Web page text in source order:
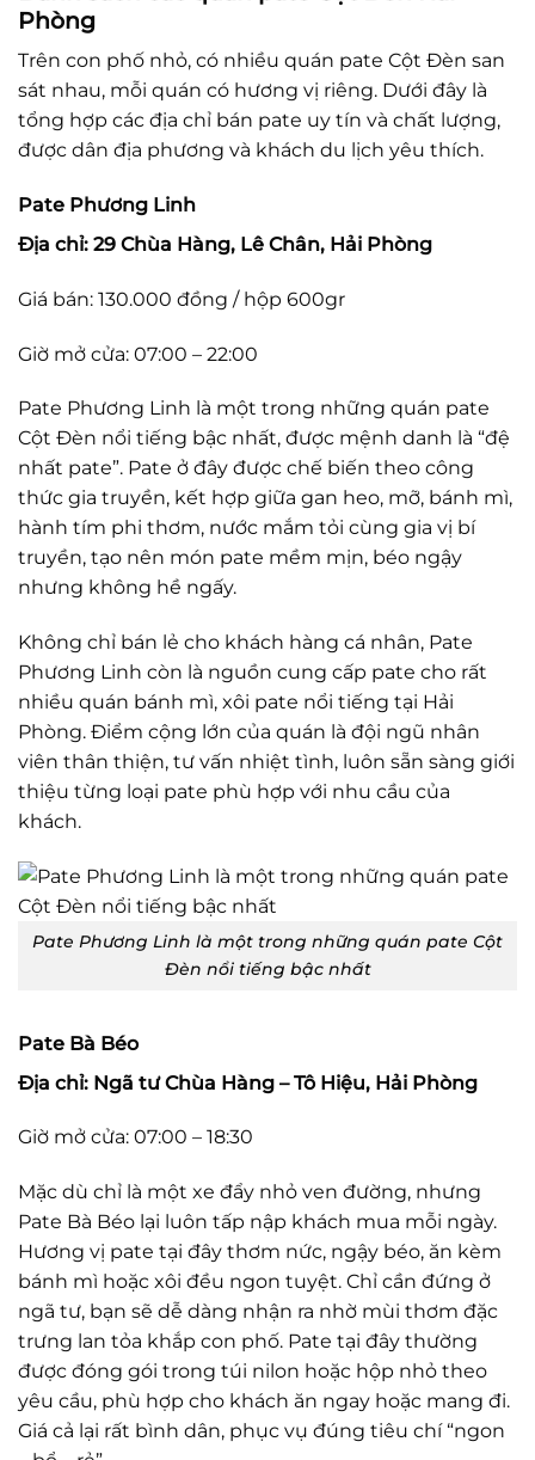
Phòng
Trên con phố nhỏ, có nhiều quán pate Cột Đèn san
sát nhau, mỗi quán có hương vị riêng. Dưới đây là
tổng hợp các địa chỉ bán pate uy tín và chất lượng,
được dân địa phương và khách du lịch yêu thích.
Pate Phương Linh
Địa chỉ: 29 Chùa Hàng, Lê Chân, Hải Phòng
Giá bán: 130.000 đồng / hộp 600gr
Giờ mở cửa: 07:00 – 22:00
Pate Phương Linh là một trong những quán pate
Cột Đèn nổi tiếng bậc nhất, được mệnh danh là “đệ
nhất pate”. Pate ở đây được chế biến theo công
thức gia truyền, kết hợp giữa gan heo, mỡ, bánh mì,
hành tím phi thơm, nước mắm tỏi cùng gia vị bí
truyền, tạo nên món pate mềm mịn, béo ngậy
nhưng không hề ngấy.
Không chỉ bán lẻ cho khách hàng cá nhân, Pate
Phương Linh còn là nguồn cung cấp pate cho rất
nhiều quán bánh mì, xôi pate nổi tiếng tại Hải
Phòng. Điểm cộng lớn của quán là đội ngũ nhân
viên thân thiện, tư vấn nhiệt tình, luôn sẵn sàng giới
thiệu từng loại pate phù hợp với nhu cầu của
khách.
Pate Phương Linh là một trong những quán pate Cột
Đèn nổi tiếng bậc nhất
Pate Bà Béo
Địa chỉ: Ngã tư Chùa Hàng – Tô Hiệu, Hải Phòng
Giờ mở cửa: 07:00 – 18:30
Mặc dù chỉ là một xe đẩy nhỏ ven đường, nhưng
Pate Bà Béo lại luôn tấp nập khách mua mỗi ngày.
Hương vị pate tại đây thơm nức, ngậy béo, ăn kèm
bánh mì hoặc xôi đều ngon tuyệt. Chỉ cần đứng ở
ngã tư, bạn sẽ dễ dàng nhận ra nhờ mùi thơm đặc
trưng lan tỏa khắp con phố. Pate tại đây thường
được đóng gói trong túi nilon hoặc hộp nhỏ theo
yêu cầu, phù hợp cho khách ăn ngay hoặc mang đi.
Giá cả lại rất bình dân, phục vụ đúng tiêu chí “ngon